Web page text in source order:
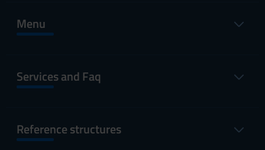
Menu
Services and Faq
Reference structures